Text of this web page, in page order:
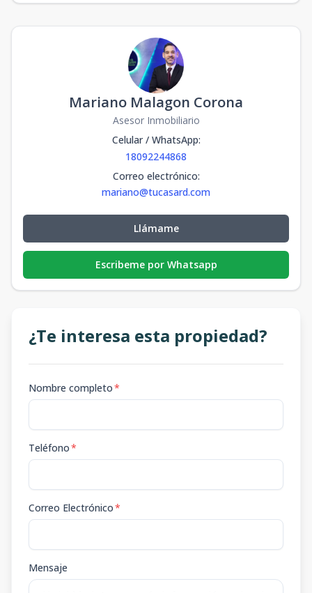
Mariano Malagon Corona
Asesor Inmobiliario
Celular / WhatsApp:
18092244868
Correo electrónico:
mariano@tucasard.com
Llámame
Escribeme por Whatsapp
¿Te interesa esta propiedad?
Nombre completo*
Teléfono*
Correo Electrónico*
Mensaje